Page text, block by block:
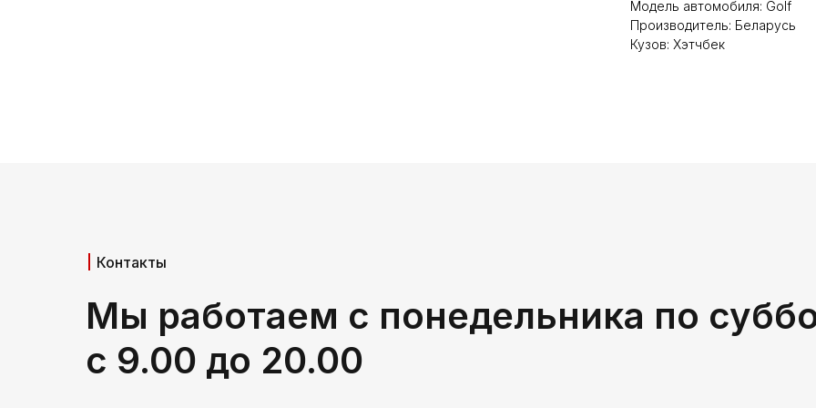
Модель автомобиля: Golf
Производитель: Беларусь
Кузов: Хэтчбек
Контакты
Мы работаем с понедельника по
с 9.00 до 20.00